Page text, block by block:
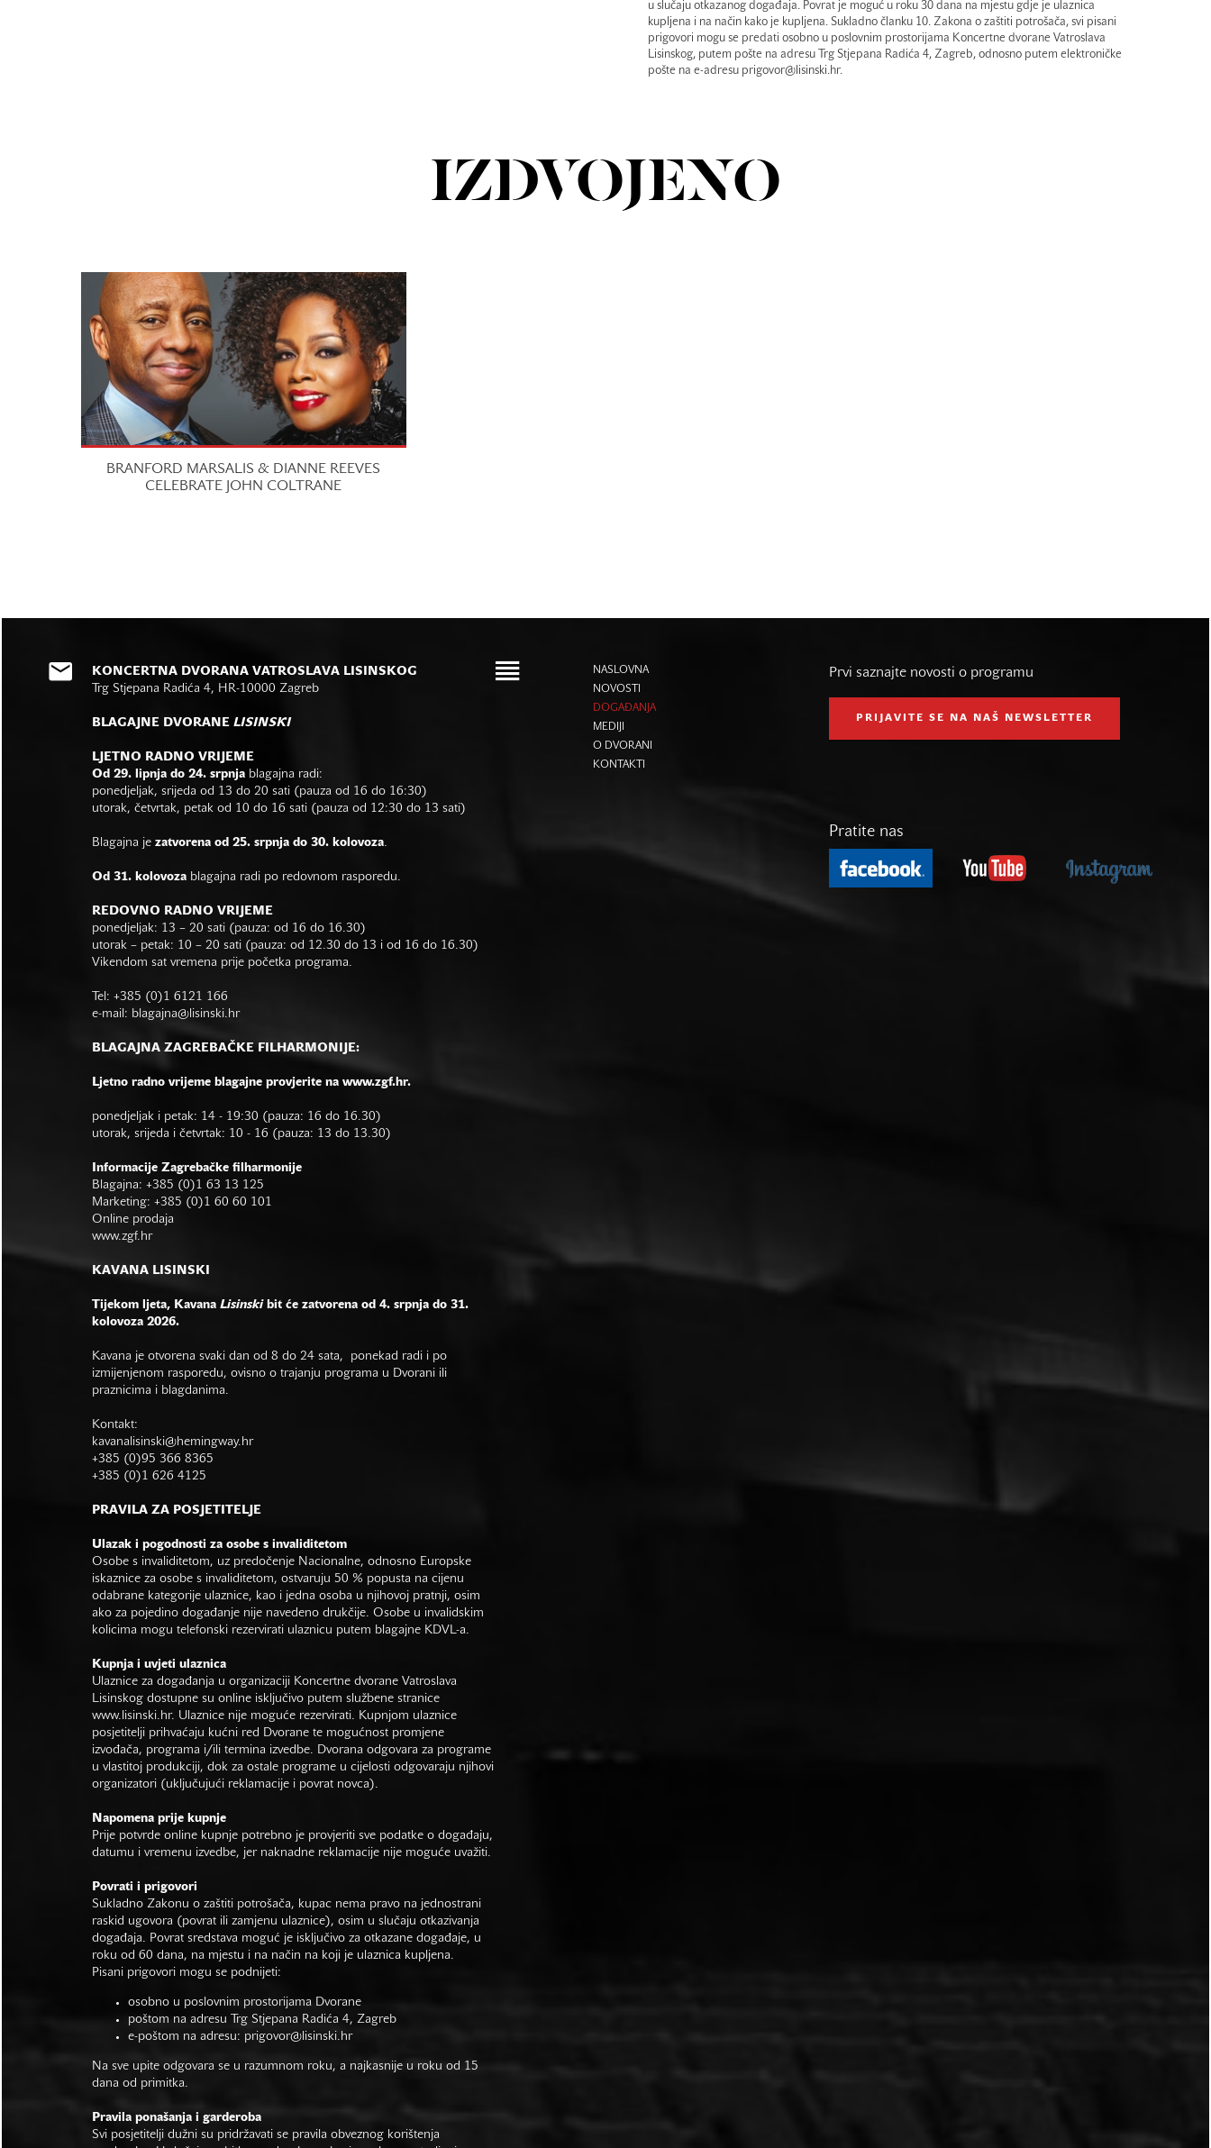
u slučaju otkazanog događaja. Povrat je moguć u roku 30 dana na mjestu gdje je ulaznica
kupljena i na način kako je kupljena. Sukladno članku 10. Zakona o zaštiti potrošača, svi pisani
prigovori mogu se predati osobno u poslovnim prostorijama Koncertne dvorane Vatroslava
Lisinskog, putem pošte na adresu Trg Stjepana Radića 4, Zagreb, odnosno putem elektroničke
pošte na e-adresu prigovor@lisinski.hr.
IZDVOJENO
BRANFORD MARSALIS & DIANNE REEVES
CELEBRATE JOHN COLTRANE
KONCERTNA DVORANA VATROSLAVA LISINSKOG
Trg Stjepana Radića 4, HR-10000 Zagreb
BLAGAJNE DVORANE LISINSKI
LJETNO RADNO VRIJEME
Od 29. lipnja do 24. srpnja blagajna radi:
ponedjeljak, srijeda od 13 do 20 sati (pauza od 16 do 16:30)
utorak, četvrtak, petak od 10 do 16 sati (pauza od 12:30 do 13 sati)
Blagajna je zatvorena od 25. srpnja do 30. kolovoza.
Od 31. kolovoza blagajna radi po redovnom rasporedu.
REDOVNO RADNO VRIJEME
ponedjeljak: 13 – 20 sati (pauza: od 16 do 16.30)
utorak – petak: 10 – 20 sati (pauza: od 12.30 do 13 i od 16 do 16.30)
Vikendom sat vremena prije početka programa.
Tel: +385 (0)1 6121 166
e-mail: blagajna@lisinski.hr
BLAGAJNA ZAGREBAČKE FILHARMONIJE:
Ljetno radno vrijeme blagajne provjerite na www.zgf.hr.
ponedjeljak i petak: 14 - 19:30 (pauza: 16 do 16.30)
utorak, srijeda i četvrtak: 10 - 16 (pauza: 13 do 13.30)
Informacije Zagrebačke filharmonije
Blagajna: +385 (0)1 63 13 125
Marketing: +385 (0)1 60 60 101
Online prodaja
www.zgf.hr
KAVANA LISINSKI
Tijekom ljeta, Kavana Lisinskibit će zatvorena od 4. srpnja do 31.
kolovoza 2026.
Kavana je otvorena svaki dan od 8 do 24 sata, ponekad radi i po
izmijenjenom rasporedu, ovisno o trajanju programa u Dvorani ili
praznicima i blagdanima.
Kontakt:
kavanalisinski@hemingway.hr
+385 (0)95 366 8365
+385 (0)1 626 4125
PRAVILA ZA POSJETITELJE
Ulazak i pogodnosti za osobe s invaliditetom
Osobe s invaliditetom, uz predočenje Nacionalne, odnosno Europske
iskaznice za osobe s invaliditetom, ostvaruju 50 % popusta na cijenu
odabrane kategorije ulaznice, kao i jedna osoba u njihovoj pratnji, osim
ako za pojedino događanje nije navedeno drukčije. Osobe u invalidskim
kolicima mogu telefonski rezervirati ulaznicu putem blagajne KDVL-a.
Kupnja i uvjeti ulaznica
Ulaznice za događanja u organizaciji Koncertne dvorane Vatroslava
Lisinskog dostupne su online isključivo putem službene stranice
www.lisinski.hr. Ulaznice nije moguće rezervirati. Kupnjom ulaznice
posjetitelji prihvaćaju kućni red Dvorane te mogućnost promjene
izvođača, programa i/ili termina izvedbe. Dvorana odgovara za programe
u vlastitoj produkciji, dok za ostale programe u cijelosti odgovaraju njihovi
organizatori (uključujući reklamacije i povrat novca).
Napomena prije kupnje
Prije potvrde online kupnje potrebno je provjeriti sve podatke o događaju,
datumu i vremenu izvedbe, jer naknadne reklamacije nije moguće uvažiti.
Povrati i prigovori
Sukladno Zakonu o zaštiti potrošača, kupac nema pravo na jednostrani
raskid ugovora (povrat ili zamjenu ulaznice), osim u slučaju otkazivanja
događaja. Povrat sredstava moguć je isključivo za otkazane događaje, u
roku od 60 dana, na mjestu i na način na koji je ulaznica kupljena.
Pisani prigovori mogu se podnijeti:
osobno u poslovnim prostorijama Dvorane
poštom na adresu Trg Stjepana Radića 4, Zagreb
e-poštom na adresu: prigovor@lisinski.hr
Na sve upite odgovara se u razumnom roku, a najkasnije u roku od 15
dana od primitka.
Pravila ponašanja i garderoba
Svi posjetitelji dužni su pridržavati se pravila obveznog korištenja
NASLOVNA
NOVOSTI
DOGAĐANJA
MEDIJI
O DVORANI
KONTAKTI
Prvi saznajte novosti o programu
PRIJAVITE SE NA NAŠ NEWSLETTER
Pratite nas